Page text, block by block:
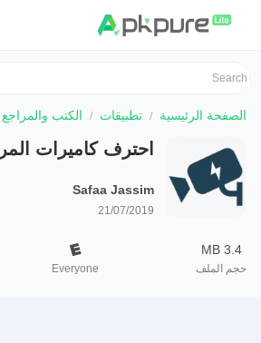
الصفحة الرئيسية تطبيقات الكتب والمراجع
احترف كاميرات
Safaa Jassim
21/07/2019
3.4 MB
حجم الملف Everyone